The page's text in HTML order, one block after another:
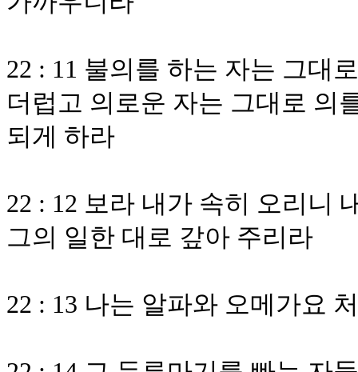
22 : 11 불의를 하는 자는 그대
더럽고 의로운 자는 그대로 의
되게 하라
22 : 12 보라 내가 속히 오리니
그의 일한 대로 갚아 주리라
22 : 13 나는 알파와 오메가요